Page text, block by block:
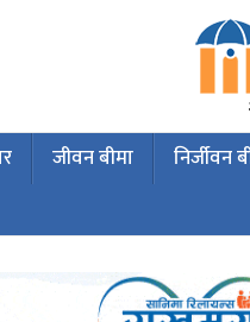
जीवन बीमा निर्जीवन